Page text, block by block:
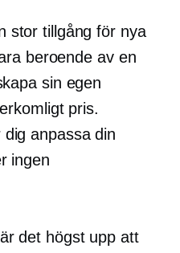
stor tillgång för nya
beroende av en
sin egen
pris.
anpassa din
ingen
det högst upp att